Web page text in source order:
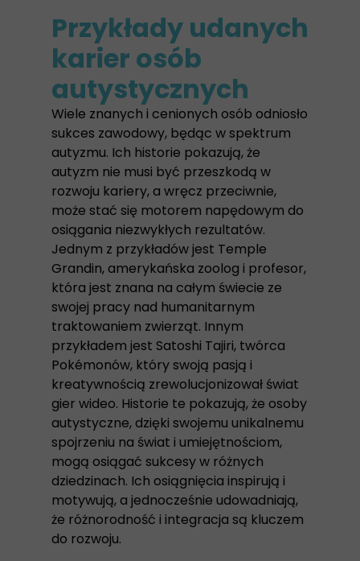
Przykłady udanych
karier osób
autystycznych
Wiele znanych i cenionych osób odniosło
sukces zawodowy, będąc w spektrum
autyzmu. Ich historie pokazują, że
autyzm nie musi być przeszkodą w
rozwoju kariery, a wręcz przeciwnie,
może stać się motorem napędowym do
osiągania niezwykłych rezultatów.
Jednym z przykładów jest Temple
Grandin, amerykańska zoolog i profesor,
która jest znana na całym świecie ze
swojej pracy nad humanitarnym
traktowaniem zwierząt. Innym
przykładem jest Satoshi Tajiri, twórca
Pokémonów, który swoją pasją i
kreatywnością zrewolucjonizował świat
gier wideo. Historie te pokazują, że osoby
autystyczne, dzięki swojemu unikalnemu
spojrzeniu na świat i umiejętnościom,
mogą osiągać sukcesy w różnych
dziedzinach. Ich osiągnięcia inspirują i
motywują, a jednocześnie udowadniają,
że różnorodność i integracja są kluczem
do rozwoju.